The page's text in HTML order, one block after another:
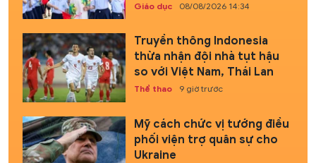
Giáo dục 08/08/2026 14:34
Truyền thông Indonesia
thừa nhận đội nhà tụt hậu
so với Việt Nam, Thái Lan
Thể thao 9 giờ trước
Mỹ cách chức vị tướng điều
phối viện trợ quân sự cho
Ukraine